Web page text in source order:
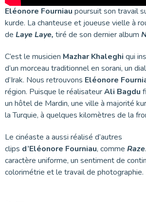
Eléonore Fourniau poursuit son travail
kurde. La chanteuse et joueuse vielle à
de Laye Laye, tiré de son dernier album
C’est le musicien Mazhar Khaleghi qui
d’un morceau traditionnel en sorani, un
d’Irak. Nous retrouvons Eléonore
région. Puisque le réalisateurAli Bagdu
un hôtel de Mardin, une ville à majorité
la Turquie, à quelques kilomètres de la
Le cinéaste a aussi réalisé d’autres
clips d’Eléonore Fourniau, comme Raze
caractère uniforme, un sentiment de
colorimétrie et le travail de photographie.